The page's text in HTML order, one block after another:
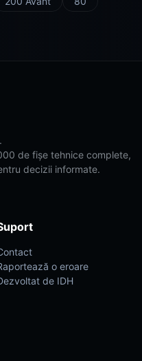
de fișe tehnice complete,
decizii informate.
o eroare
de IDH